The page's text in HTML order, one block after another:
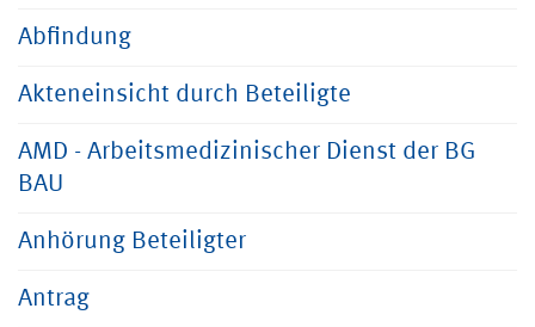
Abfindung
Akteneinsicht durch Beteiligte
AMD - Arbeitsmedizinischer Dienst der BG
BAU
Anhörung Beteiligter
Antrag